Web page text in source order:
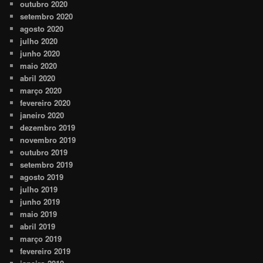
outubro 2020
setembro 2020
agosto 2020
julho 2020
junho 2020
maio 2020
abril 2020
março 2020
fevereiro 2020
janeiro 2020
dezembro 2019
novembro 2019
outubro 2019
setembro 2019
agosto 2019
julho 2019
junho 2019
maio 2019
abril 2019
março 2019
fevereiro 2019